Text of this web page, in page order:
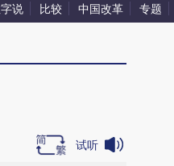
说 比较 中国改革 专题
试听